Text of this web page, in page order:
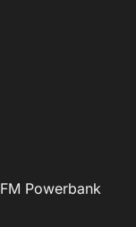
Powerbank